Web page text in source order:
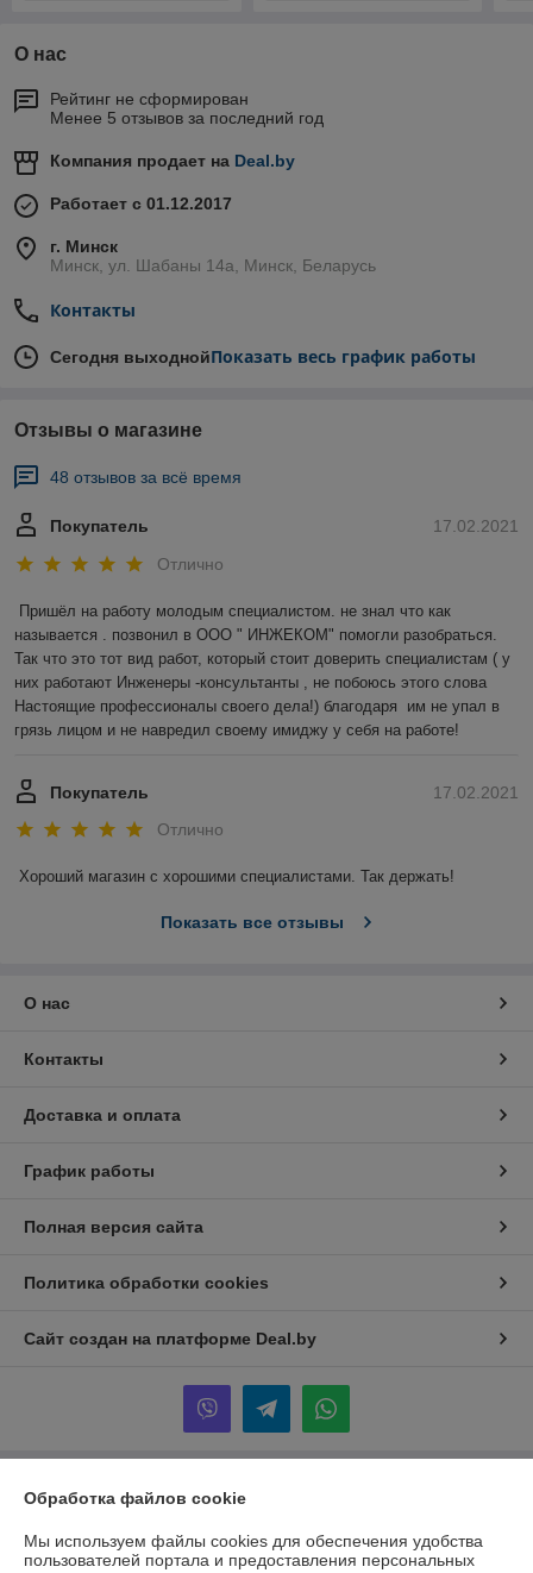
О нас
Рейтинг не сформирован
Менее 5 отзывов за последний год
Компания продает на Deal.by
Работает с 01.12.2017
г. Минск
Минск, ул. Шабаны 14а, Минск, Беларусь
Контакты
Сегодня выходнойПоказать весь график работы
Отзывы о магазине
48 отзывов за всё время
17.02.2021
Покупатель
Отлично
Пришёл на работу молодым специалистом. не знал что как
называется . позвонил в ООО " ИНЖЕКОМ" помогли разобраться.
Так что это тот вид работ, который стоит доверить специалистам ( у
них работают Инженеры -консультанты , не побоюсь этого слова
Настоящие профессионалы своего дела!) благодаря  им не упал в
грязь лицом и не навредил своему имиджу у себя на работе!
17.02.2021
Покупатель
Отлично
Хороший магазин с хорошими специалистами. Так держать!
Показать все отзывы
О нас
Контакты
Доставка и оплата
График работы
Полная версия сайта
Политика обработки cookies
Сайт создан на платформе Deal.by
Информация для покупателя
Юридическое лицо:ООО "Инжеком"
г. Минск, ул. Шабаны, 14а, к.40
Обработка файлов cookie
Мы используем файлы cookies для обеспечения удобства
пользователей портала и предоставления персональных